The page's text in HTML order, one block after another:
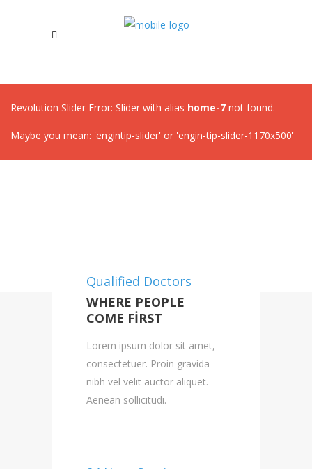
Revolution Slider Error: Slider with alias home-7 not found.
Maybe you mean: 'engintip-slider' or 'engin-tip-slider-1170x500'
Qualified Doctors
WHERE PEOPLE
COME FIRST
Lorem ipsum dolor sit amet,
consectetuer. Proin gravida
nibh vel velit auctor aliquet.
Aenean sollicitudi.